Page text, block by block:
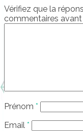
Vérifiez que la
commentaires
Prénom *
Email *